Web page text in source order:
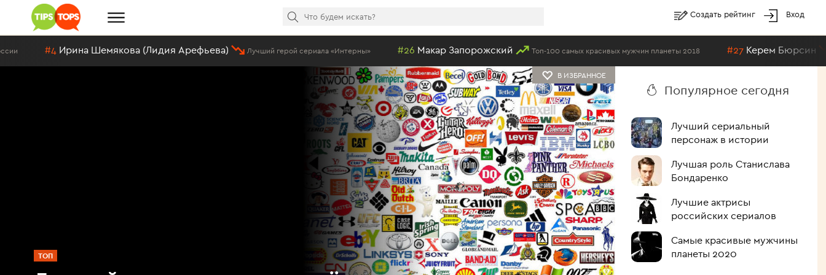
Создать рейтинг Вход
Шемякова (Лидия Арефьева) Лучший герой сериала «Интерны» #26 Макар Запорожский Топ-100 самых красивых мужчин планеты 2018 #27 Керем Бюрсин Топ-100
В ИЗБРАННОЕ
ТОП
Популярное сегодня
Лучший сериальный
персонаж в истории
Лучшая роль Станислава
Бондаренко
Лучшие актрисы
российских сериалов
Самые красивые мужчины
планеты 2020